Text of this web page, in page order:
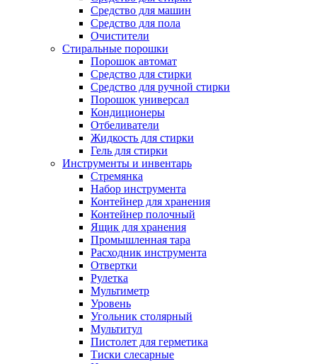
Средство для машин
Средство для пола
Очистители
Стиральные порошки
Порошок автомат
Средство для стирки
Средство для ручной стирки
Порошок универсал
Кондиционеры
Отбеливатели
Жидкость для стирки
Гель для стирки
Инструменты и инвентарь
Стремянка
Набор инструмента
Контейнер для хранения
Контейнер полочный
Ящик для хранения
Промышленная тара
Расходник инструмента
Отвертки
Рулетка
Мультиметр
Уровень
Угольник столярный
Мультитул
Пистолет для герметика
Тиски слесарные